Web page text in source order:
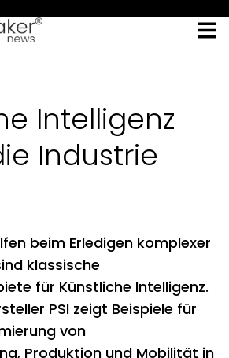
Intelligenz
Industrie
beim Erledigen komplexer
klassische
für Künstliche Intelligenz.
PSI zeigt Beispiele für
von
Produktion und Mobilität in